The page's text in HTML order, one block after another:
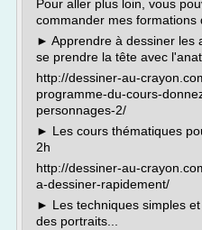
Pour aller plus loin, vous
commander mes formations
► Apprendre à dessiner les
se prendre la tête avec
http://dessiner-au-
programme-du-cours-
personnages-2/
► Les cours thématiques
2h
http://dessiner-au-
a-dessiner-rapidement/
► Les techniques simples
des portraits...